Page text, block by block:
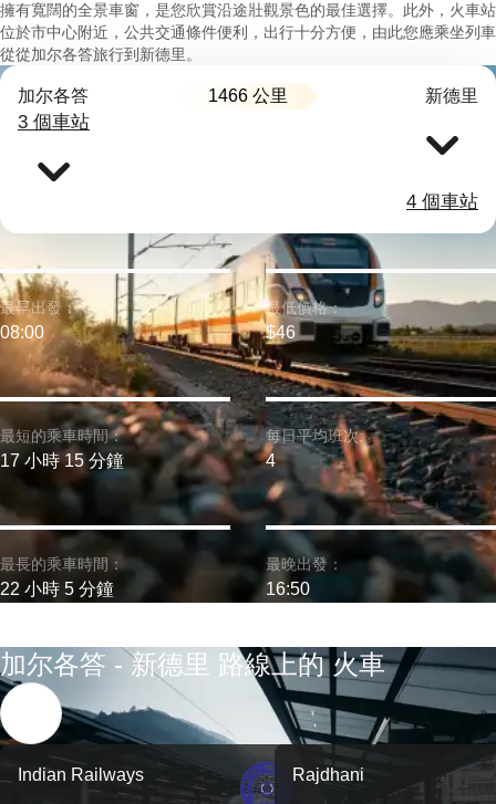
擁有寬闊的全景車窗，是您欣賞沿途壯觀景色的最佳選擇。此外，火車站
位於市中心附近，公共交通條件便利，出行十分方便，由此您應乘坐列車
從從加尔各答旅行到新德里。
加尔各答 1466 公里 新德里
3 個車站
4 個車站
最短的乘車時間：
17 小時 15 分鐘
最早出發：
08:00
最長的乘車時間：
22 小時 5 分鐘
最低價格：
$46
每日平均班次:
4
最晚出發：
16:50
加尔各答 - 新德里 路線上的 火車
Indian Railways Rajdhani